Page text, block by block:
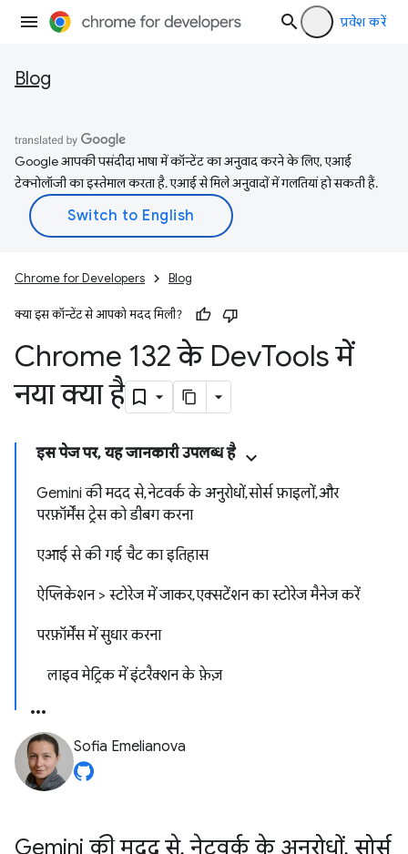
प्रवेश करें
Blog
Google आपकी पसंदीदा भाषा में कॉन्टेंट का अनुवाद करने के लिए, एआई
टेक्नोलॉजी का इस्तेमाल करता है. एआई से मिले अनुवादों में गलतियां हो सकती हैं.
Chrome for Developers Blog
क्या इस कॉन्टेंट से आपको मदद मिली?
Chrome 132 के DevTools में
नया क्या है
इस पेज पर, यह जानकारी उपलब्ध है
Gemini की मदद से, नेटवर्क के अनुरोधों, सोर्स फ़ाइलों, और
परफ़ॉर्मेंस ट्रेस को डीबग करना
एआई से की गई चैट का इतिहास
ऐप्लिकेशन > स्टोरेज में जाकर, एक्सटेंशन का स्टोरेज मैनेज करें
परफ़ॉर्मेंस में सुधार करना
लाइव मेट्रिक में इंटरैक्शन के फ़ेज़
Sofia Emelianova
Gemini की मदद से, नेटवर्क के अनुरोधों, सोर्स